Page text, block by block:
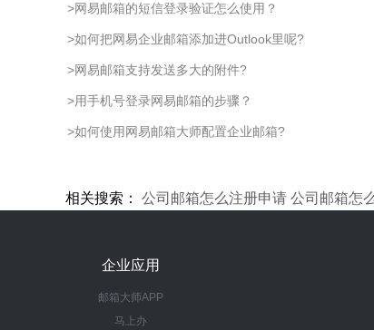
>网易邮箱的短信登录验证怎么使用？
>如何把网易企业邮箱添加进Outlook里呢?
>网易邮箱支持发送多大的附件?
>用手机号登录网易邮箱的步骤？
>如何使用网易邮箱大师配置企业邮箱?
相关搜索： 公司邮箱怎么注册申请 公司邮箱怎
企业应用
邮箱大师APP
马上办